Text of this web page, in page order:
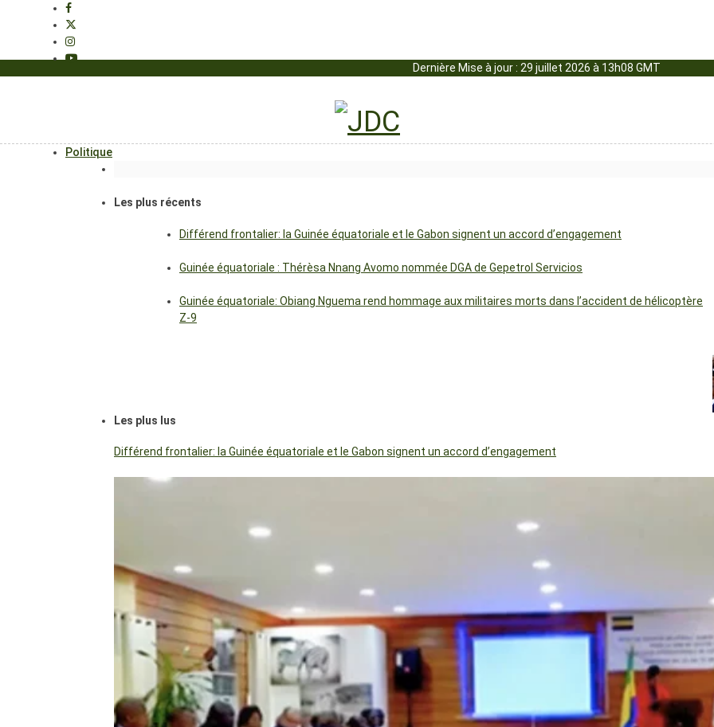
Dernière Mise à jour : 29 juillet 2026 à 13h08 GMT
Politique
Les plus récents
Différend frontalier: la Guinée équatoriale et le Gabon signent un accord d’engagement
Guinée équatoriale : Thérèsa Nnang Avomo nommée DGA de Gepetrol Servicios
Guinée équatoriale: Obiang Nguema rend hommage aux militaires morts dans l’accident de hélicoptère
Z-9
Les plus lus
Différend frontalier: la Guinée équatoriale et le Gabon signent un accord d’engagement